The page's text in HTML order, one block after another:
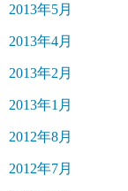
2013年5月
2013年4月
2013年2月
2013年1月
2012年8月
2012年7月